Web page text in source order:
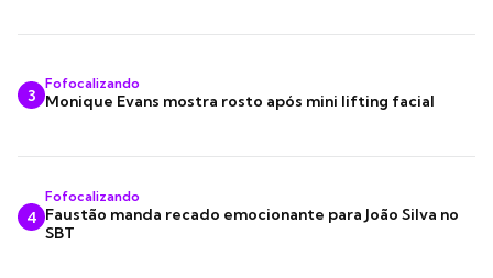
3
Fofocalizando
Monique Evans mostra rosto após mini lifting facial
4
Fofocalizando
Faustão manda recado emocionante para João Silva no
SBT